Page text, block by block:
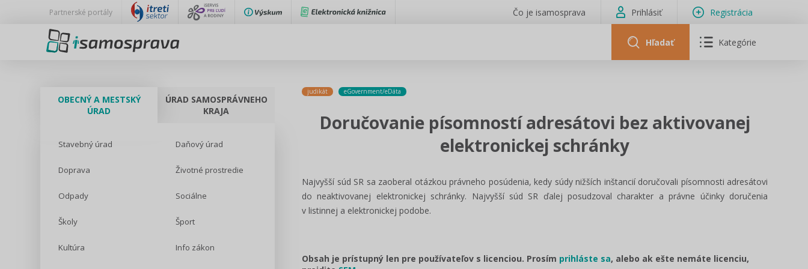
Partnerské portály Čo je isamosprava Prihlásiť Registrácia
Hľadať Kategórie
OBECNÝ A MESTSKÝ
ÚRAD
ÚRAD SAMOSPRÁVNEHO
KRAJA
Stavebný úrad Daňový úrad
Doprava Životné prostredie
Odpady Sociálne
Školy Šport
Kultúra Info zákon
judikát eGovernment/eDáta
Doručovanie písomností adresátovi bez aktivovanej
elektronickej schránky
Najvyšší súd SR sa zaoberal otázkou právneho posúdenia, kedy súdy nižších inštancií doručovali písomnosti adresátovi
do neaktivovanej elektronickej schránky. Najvyšší súd SR ďalej posudzoval charakter a právne účinky doručenia
v listinnej a elektronickej podobe.
Obsah je prístupný len pre používateľov s licenciou. Prosím prihláste sa, alebo ak ešte nemáte licenciu,